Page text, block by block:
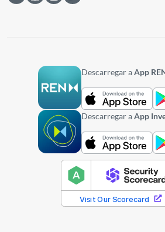
Descarregar aApp
Descarregar aApp